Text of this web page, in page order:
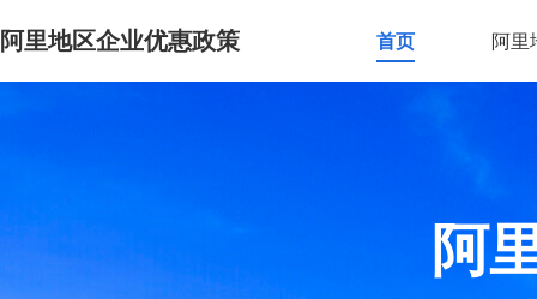
阿里地区企业优惠政策 首页 阿里
阿